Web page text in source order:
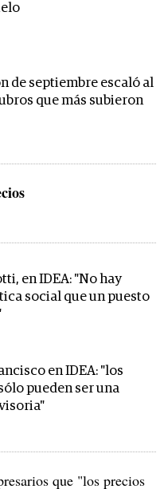
de septiembre escaló al
que más subieron
en IDEA: "No hay
social que un puesto
en IDEA: "los
pueden ser una
que "los precios